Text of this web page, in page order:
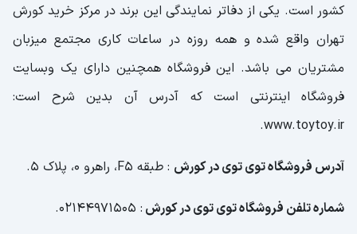
کشور است. یکی از دفاتر نمایندگی این برند در مرکز خرید کورش
تهران واقع شده و همه روزه در ساعات کاری مجتمع میزبان
مشتریان می باشد. این فروشگاه همچنین دارای یک وبسایت
فروشگاه اینترنتی است که آدرس آن بدین شرح است:
www.toytoy.ir.
آدرس فروشگاه توی توی در کورش : طبقه F5، راهرو 0، پلاک 5.
شماره تلفن فروشگاه توی توی در کورش : 02144971505.